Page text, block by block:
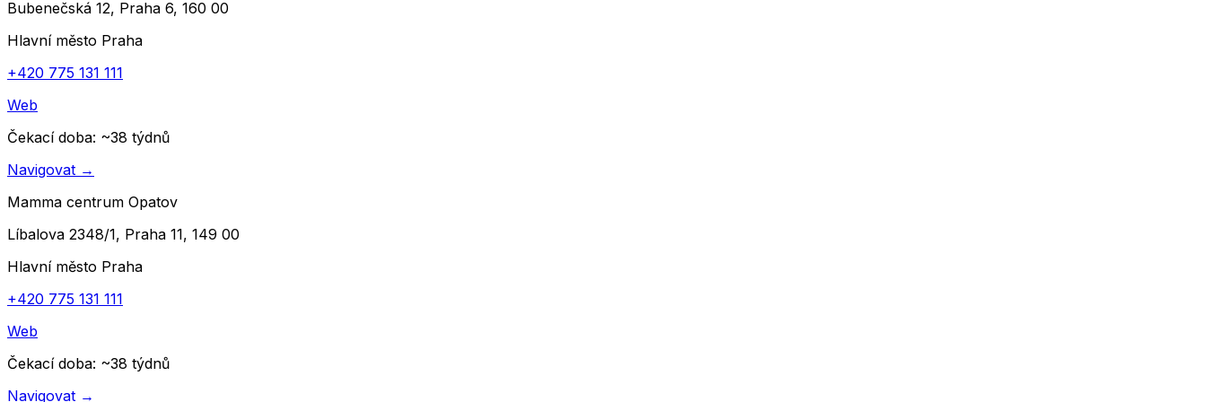
Bubenečská 12, Praha 6, 160 00
Hlavní město Praha
+420 775 131 111
Web
Čekací doba: ~38 týdnů
Navigovat →
Mamma centrum Opatov
Líbalova 2348/1, Praha 11, 149 00
Hlavní město Praha
+420 775 131 111
Web
Čekací doba: ~38 týdnů
Navigovat →